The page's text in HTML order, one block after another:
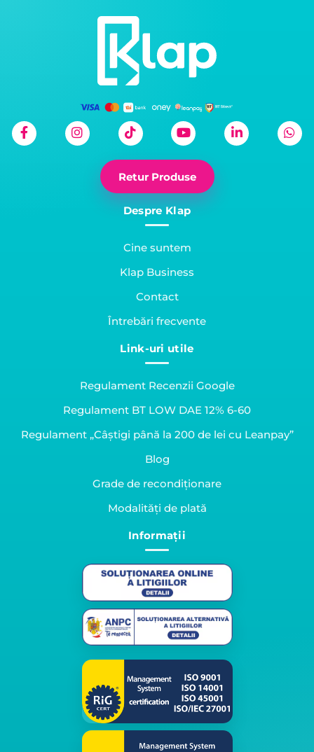
Retur Produse
Despre Klap
Cine suntem
Klap Business
Contact
Întrebări frecvente
Link-uri utile
Regulament Recenzii Google
Regulament BT LOW DAE 12% 6-60
Regulament „Câștigi până la 200 de lei cu Leanpay”
Blog
Grade de recondiționare
Modalități de plată
Informații